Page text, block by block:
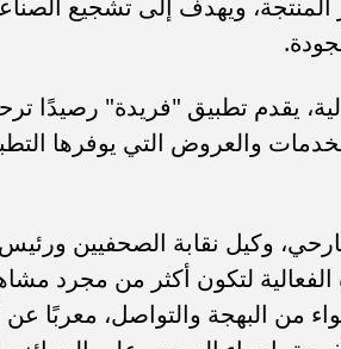
المنتجة، ويهدف إلى تشجيع
يقدم تطبيق "فريدة" رصيدًا
وكيل نقابة الصحفيين
لتكون أكثر من مجرد
من البهجة والتواصل، معربًا عن